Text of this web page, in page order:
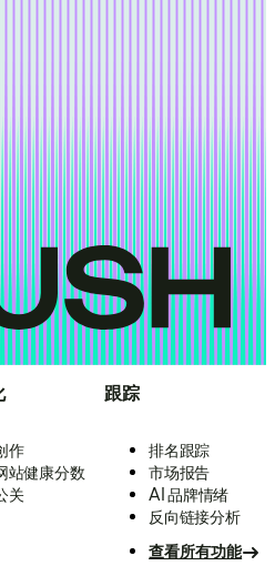
作
站健康分数
关
跟踪
排名跟踪
市场报告
AI 品牌情绪
反向链接分析
查看所有功能